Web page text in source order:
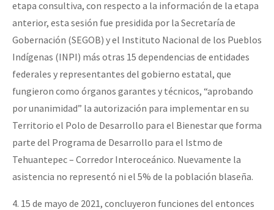
etapa consultiva, con respecto a la información de la etapa
anterior, esta sesión fue presidida por la Secretaría de
Gobernación (SEGOB) y el Instituto Nacional de los Pueblos
Indígenas (INPI) más otras 15 dependencias de entidades
federales y representantes del gobierno estatal, que
fungieron como órganos garantes y técnicos, “aprobando
por unanimidad” la autorización para implementar en su
Territorio el Polo de Desarrollo para el Bienestar que forma
parte del Programa de Desarrollo para el Istmo de
Tehuantepec – Corredor Interoceánico. Nuevamente la
asistencia no representó ni el 5% de la población blaseña.
4. 15 de mayo de 2021, concluyeron funciones del entonces